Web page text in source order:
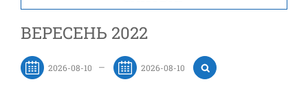
ВЕРЕСЕНЬ 2022
—